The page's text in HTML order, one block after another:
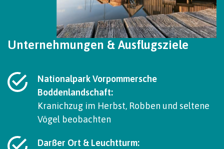
Unternehmungen & Ausflugsziele
Nationalpark Vorpommersche
Boddenlandschaft:
Kranichzug im Herbst, Robben und seltene
Vögel beobachten
Darßer Ort & Leuchtturm: